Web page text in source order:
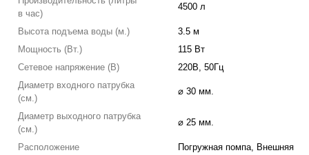
в час)
4500 л
Высота подъема воды (м.)
3.5 м
Мощность (Вт.)
115 Вт
Сетевое напряжение (В)
220В, 50Гц
Диаметр входного патрубка
(см.)
⌀ 30 мм.
Диаметр выходного патрубка
(см.)
⌀ 25 мм.
Расположение
Погружная помпа, Внешняя